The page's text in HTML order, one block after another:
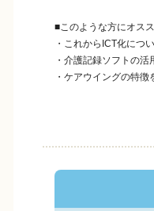
■このような方にオス
・これからICT化につ
・介護記録ソフトの
・ケアウイングの特徴